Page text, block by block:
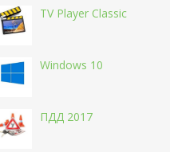
TV Player Classic
Windows 10
ПДД 2017